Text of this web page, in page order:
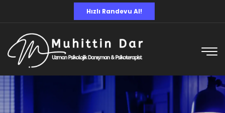
Hızlı Randevu Al!